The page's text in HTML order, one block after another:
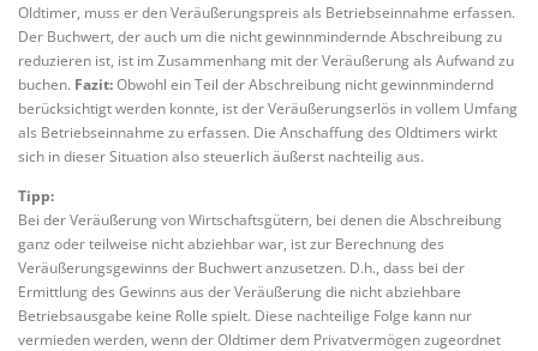
Oldtimer, muss er den Veräußerungspreis als Betriebseinnahme erfassen.
Der Buchwert, der auch um die nicht gewinnmindernde Abschreibung zu
reduzieren ist, ist im Zusammenhang mit der Veräußerung als Aufwand zu
buchen. Fazit:Obwohl ein Teil der Abschreibung nicht gewinnmindernd
berücksichtigt werden konnte, ist der Veräußerungserlös in vollem Umfang
als Betriebseinnahme zu erfassen. Die Anschaffung des Oldtimers wirkt
sich in dieser Situation also steuerlich äußerst nachteilig aus.
Tipp:
Bei der Veräußerung von Wirtschaftsgütern, bei denen die Abschreibung
ganz oder teilweise nicht abziehbar war, ist zur Berechnung des
Veräußerungsgewinns der Buchwert anzusetzen. D.h., dass bei der
Ermittlung des Gewinns aus der Veräußerung die nicht abziehbare
Betriebsausgabe keine Rolle spielt. Diese nachteilige Folge kann nur
vermieden werden, wenn der Oldtimer dem Privatvermögen zugeordnet